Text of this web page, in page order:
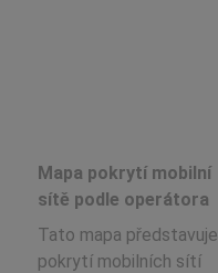
Mapa pokrytí mobilní
sítě podle operátora
Tato mapa představuje
pokrytí mobilních sítí